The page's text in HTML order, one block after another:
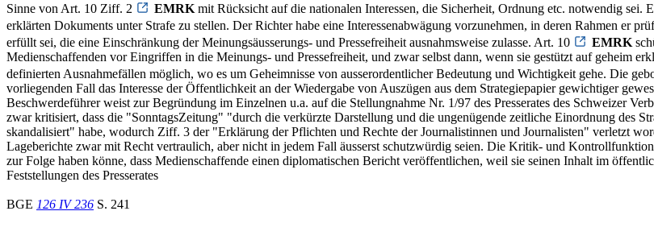
Sinne von Art. 10 Ziff. 2
EMRK mit Rücksicht auf die nationalen Interessen, die Sicherheit, Ordnung etc. notwendig sei.
erklärten Dokuments unter Strafe zu stellen. Der Richter habe eine Interessenabwägung vorzunehmen, in deren Rahmen er
erfüllt sei, die eine Einschränkung der Meinungsäusserungs- und Pressefreiheit ausnahmsweise zulasse. Art. 10
EMRK
Medienschaffenden vor Eingriffen in die Meinungs- und Pressefreiheit, und zwar selbst dann, wenn sie gestützt auf geheim
definierten Ausnahmefällen möglich, wo es um Geheimnisse von ausserordentlicher Bedeutung und Wichtigkeit gehe. Die
vorliegenden Fall das Interesse der Öffentlichkeit an der Wiedergabe von Auszügen aus dem Strategiepapier gewichtiger
Beschwerdeführer weist zur Begründung im Einzelnen u.a. auf die Stellungnahme Nr. 1/97 des Presserates des Schweizer
zwar kritisiert, dass die "SonntagsZeitung" "durch die verkürzte Darstellung und die ungenügende zeitliche Einordnung des
skandalisiert" habe, wodurch Ziff. 3 der "Erklärung der Pflichten und Rechte der Journalistinnen und Journalisten" verletzt
Lageberichte zwar mit Recht vertraulich, aber nicht in jedem Fall äusserst schutzwürdig seien. Die Kritik- und
zur Folge haben könne, dass Medienschaffende einen diplomatischen Bericht veröffentlichen, weil sie seinen Inhalt im
Feststellungen des Presserates
BGE 126 IV 236 S. 241